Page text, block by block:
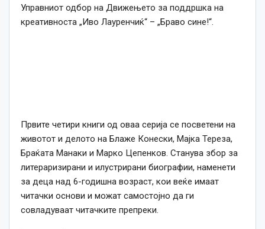
Управниот одбор на Движењето за поддршка на
креативноста „Иво Лауренчиќ“ – „Браво сине!“.
Првите четири книги од оваа серија се посветени на
животот и делото на Блаже Конески, Мајка Тереза,
Браќата Манаки и Марко Цепенков. Станува збор за
литераризирани и илустрирани биографии, наменети
за деца над 6-годишна возраст, кои веќе имаат
читачки основи и можат самостојно да ги
совладуваат читачките препреки.